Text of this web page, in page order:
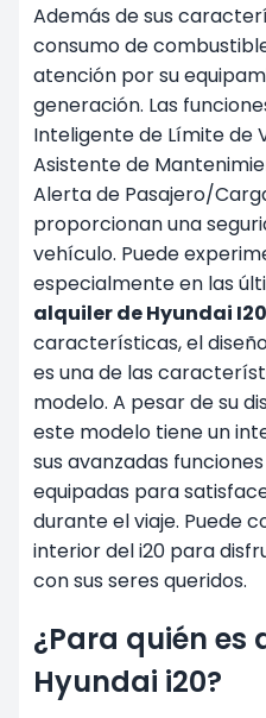
Además de sus
consumo de
atención por su
generación. Las
Inteligente de Límite de
Asistente de
Alerta de Pasajero/
proporcionan una
vehículo. Puede
especialmente en las
alquiler de Hyundai I20
características, el
es una de las
modelo. A pesar de su
este modelo tiene un
sus avanzadas
equipadas para
durante el viaje. Puede
interior del i20 para
con sus seres queridos.
¿Para quién es
Hyundai i20?